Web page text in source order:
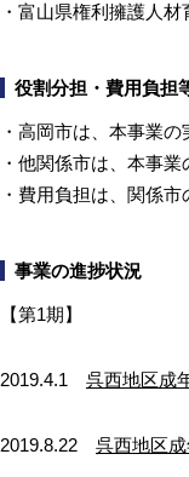
・富山県権利擁護人材
役割分担・費用負担
・高岡市は、本事業
・他関係市は、本事業
・費用負担は、関係
事業の進捗状況
【第1期】
2019.4.1 呉西地区成
2019.8.22 呉西地区